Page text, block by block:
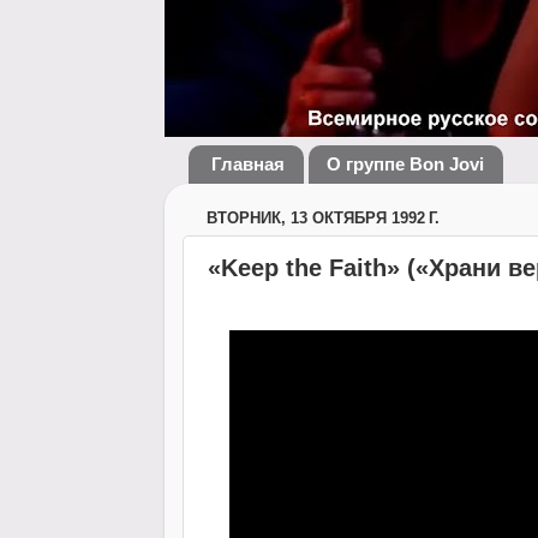
Главная О группе Bon Jovi
ВТОРНИК, 13 ОКТЯБРЯ 1992 Г.
«Keep the Faith» («Храни